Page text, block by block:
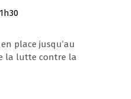
place jusqu’au
la lutte contre la